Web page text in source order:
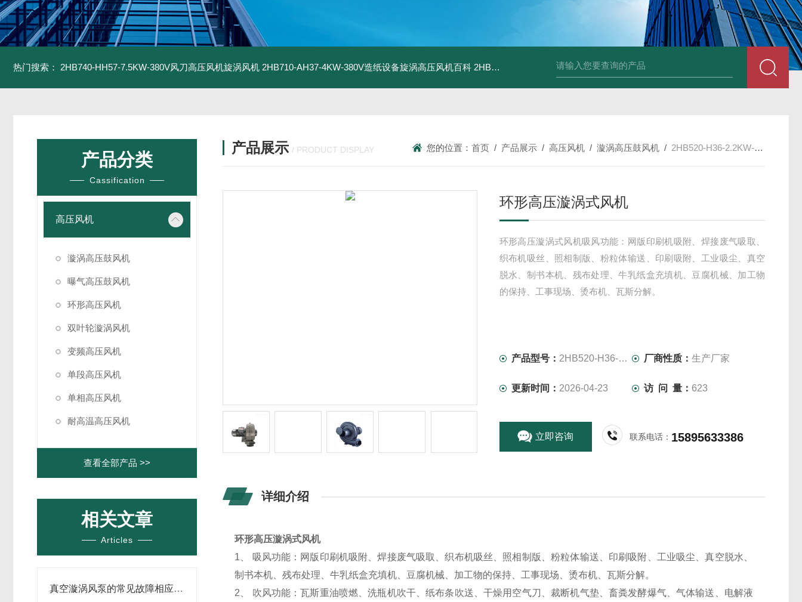
热门搜索： 2HB740-HH57-7.5KW-380V风刀高压风机旋涡风机 2HB710-AH37-4KW-380V造纸设备旋涡高压风机百科 2HB820-HH27-7.5KW-380V强力吸尘高压风机旋涡风机 2HB930-AH07-8.5KW-
产品分类
Cassification
高压风机
漩涡高压鼓风机
曝气高压鼓风机
环形高压风机
双叶轮漩涡风机
变频高压风机
单段高压风机
单相高压风机
耐高温高压风机
查看全部产品 >>
相关文章
Articles
真空漩涡风泵的常见故障相应解决方案分享
产品展示 / PRODUCT DISPLAY 您的位置：首页 / 产品展示 /高压风机 /漩涡高压鼓风机 / 2HB520-H36-2.2KW-380V环形高压漩涡式风机
环形高压漩涡式风机
环形高压漩涡式风机吸风功能：网版印刷机吸附、焊接废气吸取、
织布机吸丝、照相制版、粉粒体输送、印刷吸附、工业吸尘、真空
脱水、制书本机、残布处理、牛乳纸盒充填机、豆腐机械、加工物
的保持、工事现场、烫布机、瓦斯分解。
产品型号： 2HB520-H36-2.2KW-380V 厂商性质：生产厂家
更新时间： 2026-04-23 访 问 量： 623
立即咨询 联系电话： 15895633386
详细介绍
环形高压漩涡式风机
1、 吸风功能：网版印刷机吸附、焊接废气吸取、织布机吸丝、照相制版、粉粒体输送、印刷吸附、工业吸尘、真空脱水、
制书本机、残布处理、牛乳纸盒充填机、豆腐机械、加工物的保持、工事现场、烫布机、瓦斯分解。
2、 吹风功能：瓦斯重油喷燃、洗瓶机吹干、纸布条吹送、干燥用空气刀、裁断机气垫、畜粪发酵爆气、气体输送、电解液